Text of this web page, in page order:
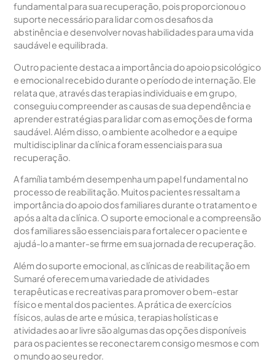
fundamental para sua recuperação, pois proporcionou o
suporte necessário para lidar com os desafios da
abstinência e desenvolver novas habilidades para uma vida
saudável e equilibrada.
Outro paciente destaca a importância do apoio psicológico
e emocional recebido durante o período de internação. Ele
relata que, através das terapias individuais e em grupo,
conseguiu compreender as causas de sua dependência e
aprender estratégias para lidar com as emoções de forma
saudável. Além disso, o ambiente acolhedor e a equipe
multidisciplinar da clínica foram essenciais para sua
recuperação.
A família também desempenha um papel fundamental no
processo de reabilitação. Muitos pacientes ressaltam a
importância do apoio dos familiares durante o tratamento e
após a alta da clínica. O suporte emocional e a compreensão
dos familiares são essenciais para fortalecer o paciente e
ajudá-lo a manter-se firme em sua jornada de recuperação.
Além do suporte emocional, as clínicas de reabilitação em
Sumaré oferecem uma variedade de atividades
terapêuticas e recreativas para promover o bem-estar
físico e mental dos pacientes. A prática de exercícios
físicos, aulas de arte e música, terapias holísticas e
atividades ao ar livre são algumas das opções disponíveis
para os pacientes se reconectarem consigo mesmos e com
o mundo ao seu redor.